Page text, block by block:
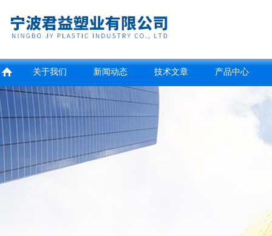
关于我们 新闻动态 技术文章 产品中心